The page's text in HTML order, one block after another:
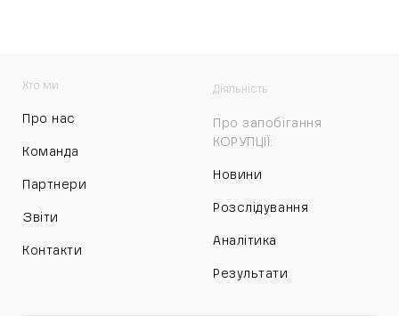
Хто ми
Про нас
Команда
Партнери
Звіти
Контакти
Діяльність
Про запобігання
КОРУПЦІЇ:
Новини
Розслідування
Аналітика
Результати